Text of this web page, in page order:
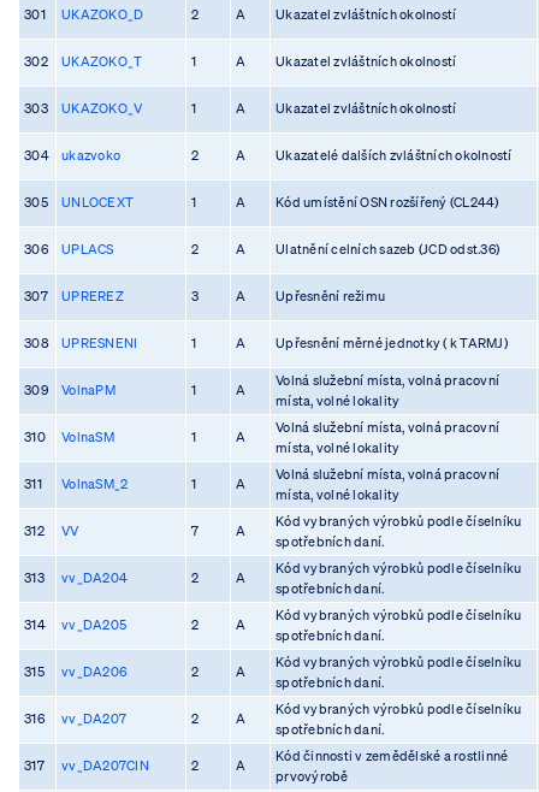
301 UKAZOKO_D 2 A Ukazatel zvláštních okolností
302 UKAZOKO_T 1 A Ukazatel zvláštních okolností
303 UKAZOKO_V 1 A Ukazatel zvláštních okolností
304 ukazvoko 2 A Ukazatelé dalších zvláštních okolností
305 UNLOCEXT 1 A Kód umístění OSN rozšířený (CL244)
306 UPLACS 2 A Ulatnění celních sazeb (JCD odst.36)
307 UPREREZ 3 A Upřesnění režimu
308 UPRESNENI 1 A Upřesnění měrné jednotky ( k TARMJ)
309 VolnaPM 1 A
Volná služební místa, volná pracovní
místa, volné lokality
310 VolnaSM 1 A
Volná služební místa, volná pracovní
místa, volné lokality
311 VolnaSM_2 1 A
Volná služební místa, volná pracovní
místa, volné lokality
312 VV 7 A
Kód vybraných výrobků podle číselníku
spotřebních daní.
313 vv_DA204 2 A
Kód vybraných výrobků podle číselníku
spotřebních daní.
314 vv_DA205 2 A
Kód vybraných výrobků podle číselníku
spotřebních daní.
315 vv_DA206 2 A
Kód vybraných výrobků podle číselníku
spotřebních daní.
316 vv_DA207 2 A
Kód vybraných výrobků podle číselníku
spotřebních daní.
317 vv_DA207CIN 2 A
Kód činnosti v zemědělské a rostlinné
prvovýrobě